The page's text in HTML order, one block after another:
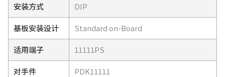
安装方式 DIP
基板安装设计 Standard on-Board
适用端子 11111PS
对手件 PDK11111